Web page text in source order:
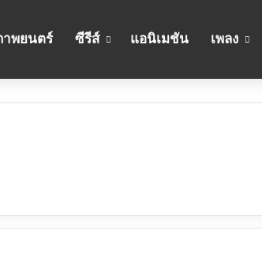
าพยนตร์ ซีรีส์ แอนิเมชัน เพลง